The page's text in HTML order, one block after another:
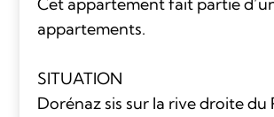
appartements.
SITUATION
Dorénaz sis sur la rive droite